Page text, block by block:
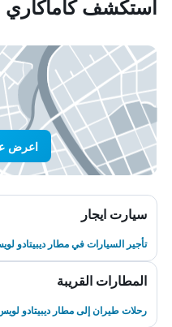
استكشف كاماكاري
اعرض
سيارت ايجار
تأجير السيارات في مطار ديبيتادو
المطارات القريبة
رحلات طيران إلى مطار ديبيتادو